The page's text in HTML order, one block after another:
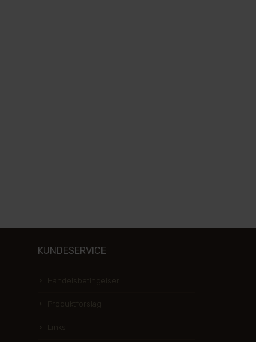
KUNDESERVICE
Handelsbetingelser
Produktforslag